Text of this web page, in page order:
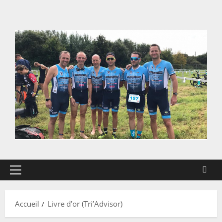
contenu
Menu
Accueil
Livre d’or (Tri’Advisor)